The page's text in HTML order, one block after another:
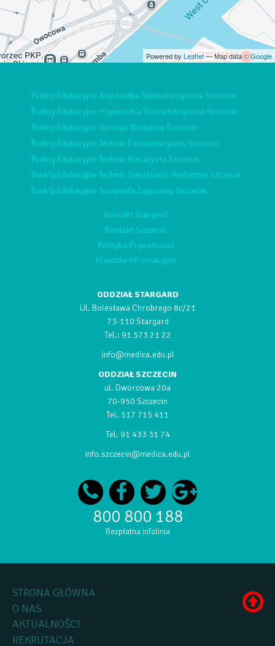
Powered by Leaflet— Map data ©Google
Punkty Edukacyjne Asystentka Stomatologiczna Szczecin
Punkty Edukacyjne Higienistka Stomatologiczna Szczecin
Punkty Edukacyjne Opiekun Medyczny Szczecin
Punkty Edukacyjne Technik Farmaceutyczny Szczecin
Punkty Edukacyjne Technik Masażysta Szczecin
Punkty Edukacyjne Technik Sterylizacji Medycznej Szczecin
Punkty Edukacyjne Terapeuta Zajęciowy Szczecin
Kontakt Stargard
Kontakt Szczecin
Polityka Prywatności
Klauzula Infromacyjna
ODDZIAŁ STARGARD
Ul. Bolesława Chrobrego 8c/21
73-110 Stargard
Tel.: 91 573 21 22
info@medica.edu.pl
ODDZIAŁ SZCZECIN
ul. Dworcowa 20a
70-950 Szczecin
Tel. 517 715 411
Tel. 91 433 31 74
info.szczecin@medica.edu.pl
800 800 188
Bezpłatna infolinia
STRONA GŁÓWNA
O NAS
AKTUALNOŚCI
REKRUTACJA